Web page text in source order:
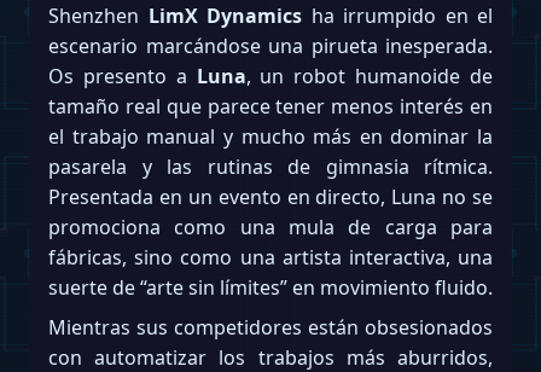
Shenzhen LimX Dynamics ha irrumpido en el
escenario marcándose una pirueta inesperada.
Os presento a Luna, un robot humanoide de
tamaño real que parece tener menos interés en
el trabajo manual y mucho más en dominar la
pasarela y las rutinas de gimnasia rítmica.
Presentada en un evento en directo, Luna no se
promociona como una mula de carga para
fábricas, sino como una artista interactiva, una
suerte de “arte sin límites” en movimiento fluido.
Mientras sus competidores están obsesionados
con automatizar los trabajos más aburridos,